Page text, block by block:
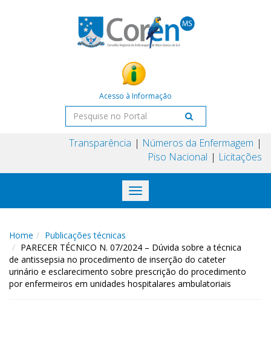
Acesso à Informação
Transparência
Números da Enfermagem
Piso Nacional
Licitações
Toggle
navigation
Home
Publicações técnicas
PARECER TÉCNICO N. 07/2024 – Dúvida sobre a técnica
de antissepsia no procedimento de inserção do cateter
urinário e esclarecimento sobre prescrição do procedimento
por enfermeiros em unidades hospitalares ambulatoriais